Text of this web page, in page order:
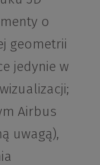
o
geometrii
jedynie w
Airbus
uwagą),